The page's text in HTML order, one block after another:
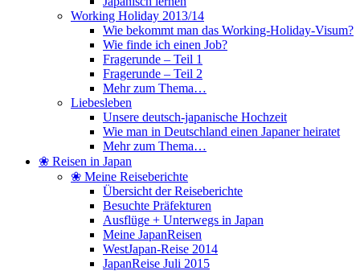
Working Holiday 2013/14
Wie bekommt man das Working-Holiday-Visum?
Wie finde ich einen Job?
Fragerunde – Teil 1
Fragerunde – Teil 2
Mehr zum Thema…
Liebesleben
Unsere deutsch-japanische Hochzeit
Wie man in Deutschland einen Japaner heiratet
Mehr zum Thema…
❀ Reisen in Japan
❀ Meine Reiseberichte
Übersicht der Reiseberichte
Besuchte Präfekturen
Ausflüge + Unterwegs in Japan
Meine JapanReisen
WestJapan-Reise 2014
JapanReise Juli 2015